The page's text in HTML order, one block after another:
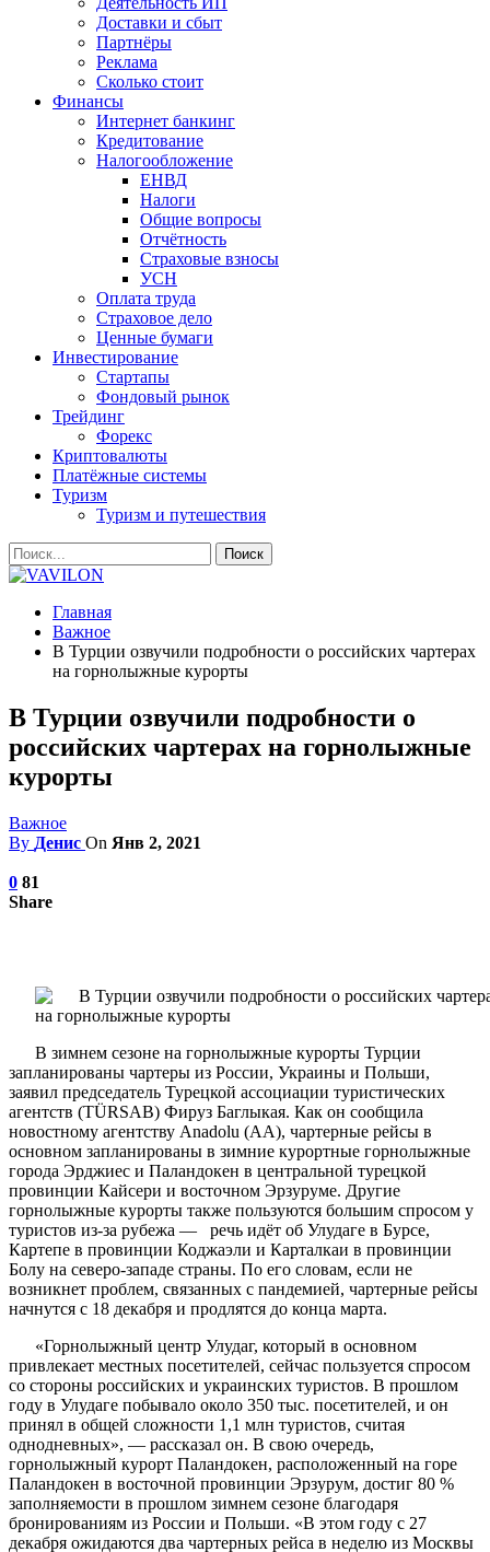
Доставки и сбыт
Партнёры
Реклама
Сколько стоит
Финансы
Интернет банкинг
Кредитование
Налогообложение
ЕНВД
Налоги
Общие вопросы
Отчётность
Страховые взносы
УСН
Оплата труда
Страховое дело
Ценные бумаги
Инвестирование
Стартапы
Фондовый рынок
Трейдинг
Форекс
Криптовалюты
Платёжные системы
Туризм
Туризм и путешествия
Главная
Важное
В Турции озвучили подробности о российских чартерах
на горнолыжные курорты
В Турции озвучили подробности о
российских чартерах на горнолыжные
курорты
Важное
By Денис On Янв 2, 2021
0 81
Share
В зимнем сезоне на горнолыжные курорты Турции
запланированы чартеры из России, Украины и Польши,
заявил председатель Турецкой ассоциации туристических
агентств (TÜRSAB) Фируз Баглыкая. Как он сообщила
новостному агентству Anadolu (AA), чартерные рейсы в
основном запланированы в зимние курортные горнолыжные
города Эрджиес и Паландокен в центральной турецкой
провинции Кайсери и восточном Эрзуруме. Другие
горнолыжные курорты также пользуются большим спросом у
туристов из-за рубежа — речь идёт об Улудаге в Бурсе,
Картепе в провинции Коджаэли и Карталкаи в провинции
Болу на северо-западе страны. По его словам, если не
возникнет проблем, связанных с пандемией, чартерные рейсы
начнутся с 18 декабря и продлятся до конца марта.
«Горнолыжный центр Улудаг, который в основном
привлекает местных посетителей, сейчас пользуется спросом
со стороны российских и украинских туристов. В прошлом
году в Улудаге побывало около 350 тыс. посетителей, и он
принял в общей сложности 1,1 млн туристов, считая
однодневных», — рассказал он. В свою очередь,
горнолыжный курорт Паландокен, расположенный на горе
Паландокен в восточной провинции Эрзурум, достиг 80 %
заполняемости в прошлом зимнем сезоне благодаря
бронированиям из России и Польши. «В этом году с 27
декабря ожидаются два чартерных рейса в неделю из Москвы